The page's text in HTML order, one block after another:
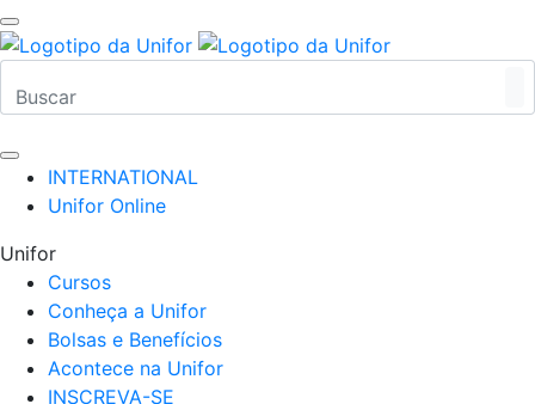
INTERNATIONAL
Unifor Online
Unifor
Cursos
Conheça a Unifor
Bolsas e Benefícios
Acontece na Unifor
INSCREVA-SE